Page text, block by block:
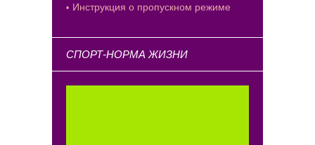
Инструкция о пропускном режиме
СПОРТ-НОРМА ЖИЗНИ